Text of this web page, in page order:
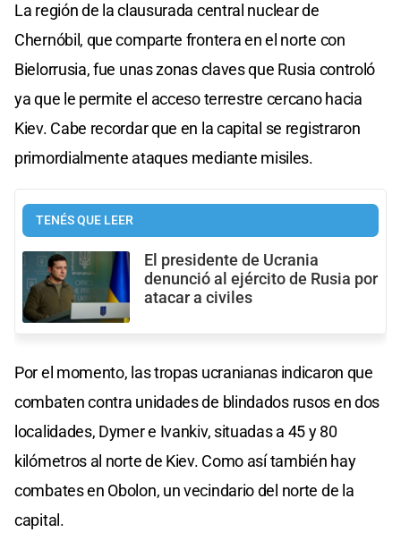
La región de la clausurada central nuclear de
Chernóbil, que comparte frontera en el norte con
Bielorrusia, fue unas zonas claves que Rusia controló
ya que le permite el acceso terrestre cercano hacia
Kiev. Cabe recordar que en la capital se registraron
primordialmente ataques mediante misiles.
TENÉS QUE LEER
El presidente de Ucrania
denunció al ejército de Rusia por
atacar a civiles
Por el momento, las tropas ucranianas indicaron que
combaten contra unidades de blindados rusos en dos
localidades, Dymer e Ivankiv, situadas a 45 y 80
kilómetros al norte de Kiev. Como así también hay
combates en Obolon, un vecindario del norte de la
capital.